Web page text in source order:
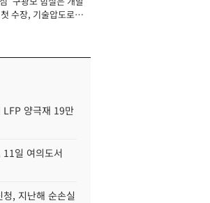
수장, 기술압도로
LFP 양극재 19만
일 여의도서
, 지난해 순손실